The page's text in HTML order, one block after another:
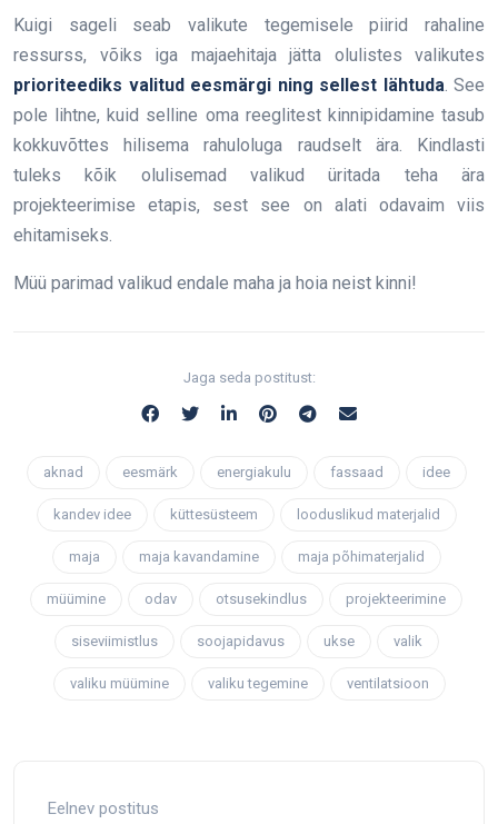
Kuigi sageli seab valikute tegemisele piirid rahaline
ressurss, võiks iga majaehitaja jätta olulistes valikutes
prioriteediks valitud eesmärgi ning sellest lähtuda. See
pole lihtne, kuid selline oma reeglitest kinnipidamine tasub
kokkuvõttes hilisema rahuloluga raudselt ära. Kindlasti
tuleks kõik olulisemad valikud üritada teha ära
projekteerimise etapis, sest see on alati odavaim viis
ehitamiseks.
Müü parimad valikud endale maha ja hoia neist kinni!
Jaga seda postitust:
aknad eesmärk energiakulu fassaad idee
kandev idee küttesüsteem looduslikud materjalid
maja maja kavandamine maja põhimaterjalid
müümine odav otsusekindlus projekteerimine
siseviimistlus soojapidavus ukse valik
valiku müümine valiku tegemine ventilatsioon
Eelnev postitus